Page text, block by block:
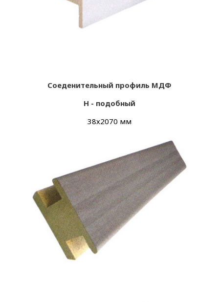
Соеденительный профиль МДФ
Н - подобный
38х2070 мм